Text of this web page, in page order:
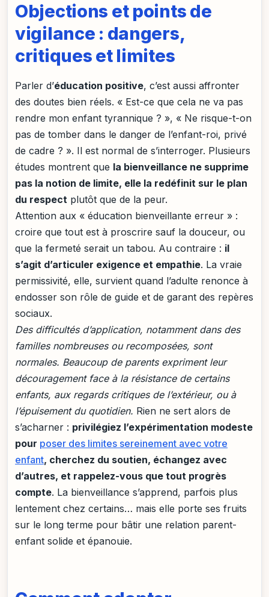
Objections et points de
vigilance : dangers,
critiques et limites
Parler d’éducation positive, c’est aussi affronter
des doutes bien réels. « Est-ce que cela ne va pas
rendre mon enfant tyrannique ? », « Ne risque-t-on
pas de tomber dans le danger de l’enfant-roi, privé
de cadre ? ». Il est normal de s’interroger. Plusieurs
études montrent que la bienveillance ne supprime
pas la notion de limite, elle la redéfinit sur le plan
du respect plutôt que de la peur.
Attention aux « éducation bienveillante erreur » :
croire que tout est à proscrire sauf la douceur, ou
que la fermeté serait un tabou. Au contraire : il
s’agit d’articuler exigence et empathie. La vraie
permissivité, elle, survient quand l’adulte renonce à
endosser son rôle de guide et de garant des repères
sociaux.
Des difficultés d’application, notamment dans des
familles nombreuses ou recomposées, sont
normales. Beaucoup de parents expriment leur
découragement face à la résistance de certains
enfants, aux regards critiques de l’extérieur, ou à
l’épuisement du quotidien. Rien ne sert alors de
s’acharner : privilégiez l’expérimentation modeste
pour poser des limites sereinement avec votre
enfant, cherchez du soutien, échangez avec
d’autres, et rappelez-vous que tout progrès
compte. La bienveillance s’apprend, parfois plus
lentement chez certains… mais elle porte ses fruits
sur le long terme pour bâtir une relation parent-
enfant solide et épanouie.